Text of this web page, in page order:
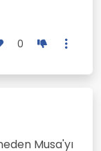
0
Musa'yı